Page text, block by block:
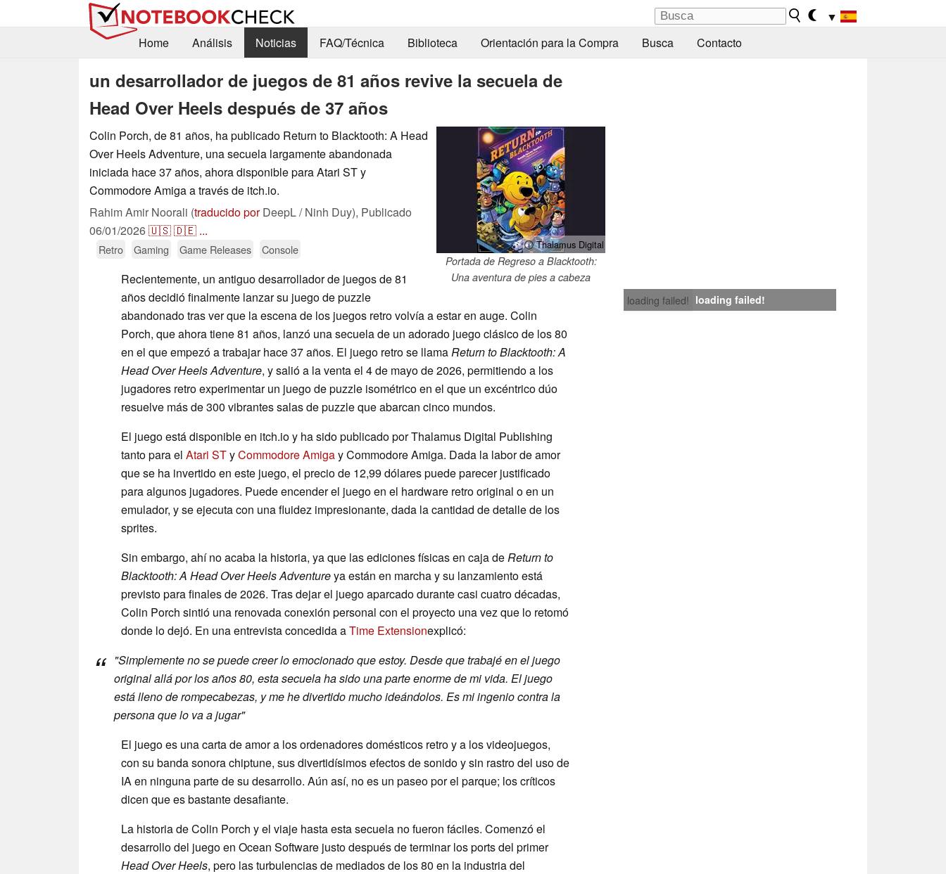
▼
Home
Análisis Noticias FAQ/Técnica Biblioteca Orientación para la Compra Busca Contacto
un desarrollador de juegos de 81 años revive la secuela de
Head Over Heels después de 37 años
ⓘ Thalamus Digital
Portada de Regreso a Blacktooth:
Una aventura de pies a cabeza
Colin Porch, de 81 años, ha publicado Return to Blacktooth: A Head
Over Heels Adventure, una secuela largamente abandonada
iniciada hace 37 años, ahora disponible para Atari ST y
Commodore Amiga a través de itch.io.
Rahim Amir Noorali (traducido porDeepL / Ninh Duy), Publicado
06/01/2026🇺🇸🇩🇪 ...
Retro Gaming Game Releases Console
loading failed! loading failed!
Recientemente, un antiguo desarrollador de juegos de 81
años decidió finalmente lanzar su juego de puzzle
abandonado tras ver que la escena de los juegos retro volvía a estar en auge. Colin
Porch, que ahora tiene 81 años, lanzó una secuela de un adorado juego clásico de los 80
en el que empezó a trabajar hace 37 años. El juego retro se llamaReturn to Blacktooth: A
Head Over Heels Adventure, y salió a la venta el 4 de mayo de 2026, permitiendo a los
jugadores retro experimentar un juego de puzzle isométrico en el que un excéntrico dúo
resuelve más de 300 vibrantes salas de puzzle que abarcan cinco mundos.
El juego está disponible en itch.io y ha sido publicado por Thalamus Digital Publishing
tanto para el Atari STyCommodore Amigay Commodore Amiga. Dada la labor de amor
que se ha invertido en este juego, el precio de 12,99 dólares puede parecer justificado
para algunos jugadores. Puede encender el juego en el hardware retro original o en un
emulador, y se ejecuta con una fluidez impresionante, dada la cantidad de detalle de los
sprites.
Sin embargo, ahí no acaba la historia, ya que las ediciones físicas en caja deReturn to
Blacktooth: A Head Over Heels Adventureya están en marcha y su lanzamiento está
previsto para finales de 2026. Tras dejar el juego aparcado durante casi cuatro décadas,
Colin Porch sintió una renovada conexión personal con el proyecto una vez que lo retomó
donde lo dejó. En una entrevista concedida aTime Extensionexplicó:
"Simplemente no se puede creer lo emocionado que estoy. Desde que trabajé en el juego
original allá por los años 80, esta secuela ha sido una parte enorme de mi vida. El juego
está lleno de rompecabezas, y me he divertido mucho ideándolos. Es mi ingenio contra la
persona que lo va a jugar"
El juego es una carta de amor a los ordenadores domésticos retro y a los videojuegos,
con su banda sonora chiptune, sus divertidísimos efectos de sonido y sin rastro del uso de
IA en ninguna parte de su desarrollo. Aún así, no es un paseo por el parque; los críticos
dicen que es bastante desafiante.
La historia de Colin Porch y el viaje hasta esta secuela no fueron fáciles. Comenzó el
desarrollo del juego en Ocean Software justo después de terminar los ports del primer
Head OverHeels, pero las turbulencias de mediados de los 80 en la industria del